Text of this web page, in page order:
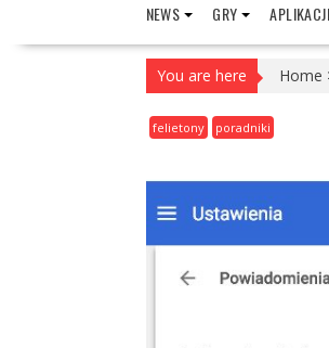
NEWS GRY
You are here Home
felietony poradniki